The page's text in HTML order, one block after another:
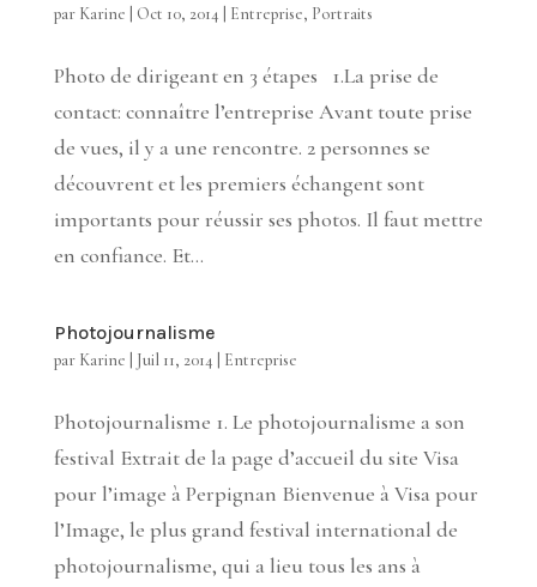
par Karine Oct 10, 2014 Entreprise, Portraits
Photo de dirigeant en 3 étapes 1.La prise de
contact: connaître l’entreprise Avant toute prise
de vues, il y a une rencontre. 2 personnes se
découvrent et les premiers échangent sont
importants pour réussir ses photos. Il faut mettre
en confiance. Et...
Photojournalisme
par Karine Juil 11, 2014 Entreprise
Photojournalisme 1. Le photojournalisme a son
festival Extrait de la page d’accueil du site Visa
pour l’image à Perpignan Bienvenue à Visa pour
l’Image, le plus grand festival international de
photojournalisme, qui a lieu tous les ans à